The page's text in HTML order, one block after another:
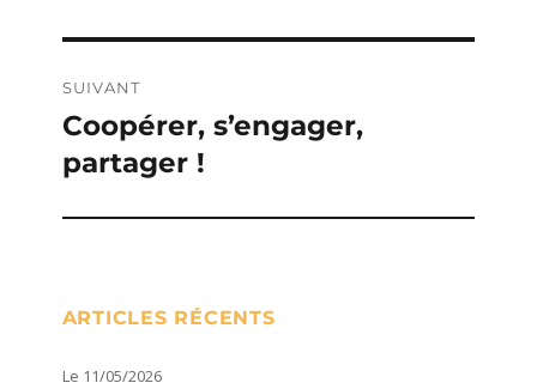
SUIVANT
Publication
suivante :
Coopérer, s’engager,
partager !
ARTICLES RÉCENTS
Le 11/05/2026